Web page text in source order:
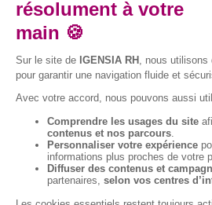
Facebook Instagram
YouTube
© 2026 IGENSIA RH,
Établissement
supérieur privé,
Association à but non
lucratif, tous droits
réservés – Mise à jour
site : Janvier 2026
Charte des données
personnelles